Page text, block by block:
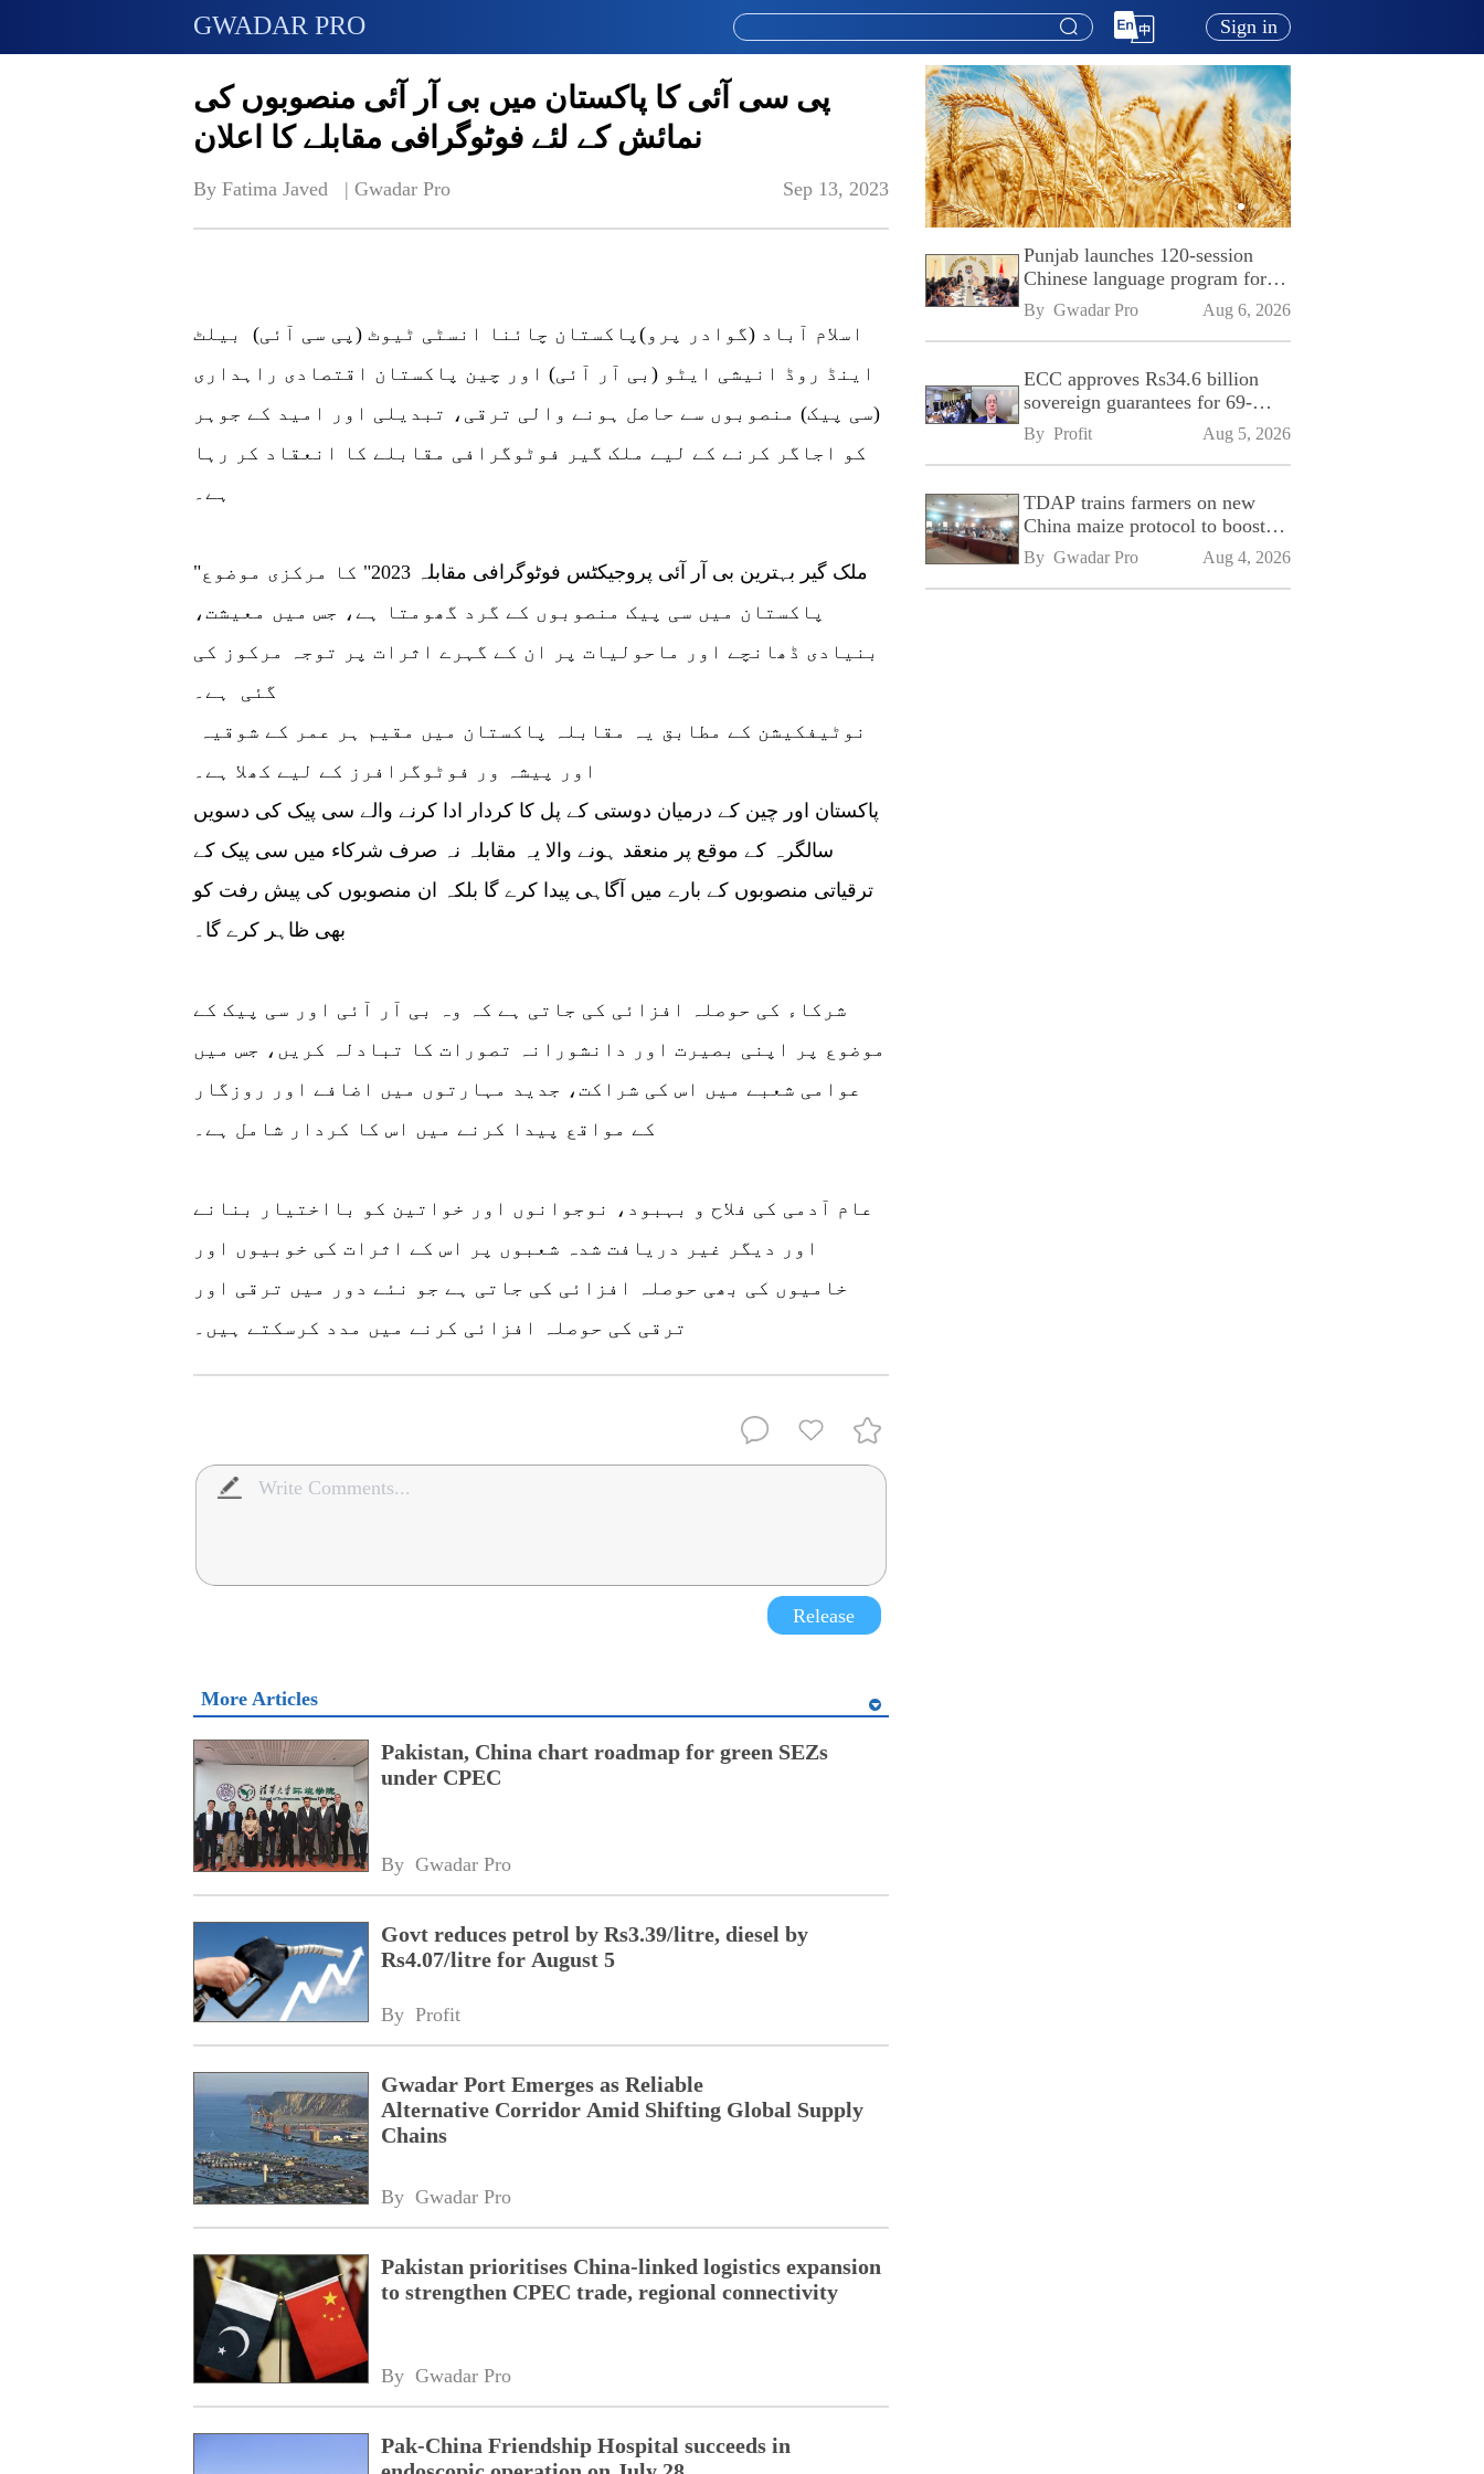
GWADAR PRO Sign in
پی سی آئی کا پاکستان میں بی آر آئی منصوبوں کی
نمائش کے لئے فوٹوگرافی مقابلے کا اعلان
By Fatima Javed   | Gwadar Pro Sep 13, 2023
اسلام آباد (گوادر پرو)پاکستان چائنا انسٹی ٹیوٹ (پی سی آئی) بیلٹ
اینڈ روڈ انیشی ایٹو (بی آر آئی) اور چین پاکستان اقتصادی راہداری
(سی پیک) منصوبوں سے حاصل ہونے والی ترقی، تبدیلی اور امید کے جوہر
کو اجاگر کرنے کے لیے ملک گیر فوٹوگرافی مقابلے کا انعقاد کر رہا
ہے۔
"ملک گیر بہترین بی آر آئی پروجیکٹس فوٹوگرافی مقابلہ 2023" کا مرکزی موضوع
پاکستان میں سی پیک منصوبوں کے گرد گھومتا ہے، جس میں معیشت،
بنیادی ڈھانچے اور ماحولیات پر ان کے گہرے اثرات پر توجہ مرکوز کی
گئی ہے۔
اور پیشہ ور فوٹوگرافرز کے لیے کھلا ہے۔
پاکستان اور چین کے درمیان دوستی کے پل کا کردار ادا کرنے والے سی پیک کی دسویں
سالگرہ کے موقع پر منعقد ہونے والا یہ مقابلہ نہ صرف شرکاء میں سی پیک کے
ترقیاتی منصوبوں کے بارے میں آگاہی پیدا کرے گا بلکہ ان منصوبوں کی پیش رفت کو
بھی ظاہر کرے گا۔
شرکاء کی حوصلہ افزائی کی جاتی ہے کہ وہ بی آر آئی اور سی پیک کے
موضوع پر اپنی بصیرت اور دانشورانہ تصورات کا تبادلہ کریں، جس میں
عوامی شعبے میں اس کی شراکت، جدید مہارتوں میں اضافے اور روزگار
کے مواقع پیدا کرنے میں اس کا کردار شامل ہے۔
عام آدمی کی فلاح و بہبود، نوجوانوں اور خواتین کو بااختیار بنانے
اور دیگر غیر دریافت شدہ شعبوں پر اس کے اثرات کی خوبیوں اور
خامیوں کی بھی حوصلہ افزائی کی جاتی ہے جو نئے دور میں ترقی اور
ترقی کی حوصلہ افزائی کرنے میں مدد کرسکتے ہیں۔
Release
More Articles
Pakistan, China chart roadmap for green SEZs
under CPEC
By Gwadar Pro
Govt reduces petrol by Rs3.39/litre, diesel by
Rs4.07/litre for August 5
By Profit
Gwadar Port Emerges as Reliable
Alternative Corridor Amid Shifting Global Supply
Chains
By Gwadar Pro
Pakistan prioritises China-linked logistics expansion
to strengthen CPEC trade, regional connectivity
By Gwadar Pro
Pak-China Friendship Hospital succeeds in
Punjab launches 120-session
Chinese language program for
SPU
By Gwadar Pro Aug 6, 2026
ECC approves Rs34.6 billion
sovereign guarantees for 69-
kilometre Sialkot-Kharian
Motorway
By Profit Aug 5, 2026
TDAP trains farmers on new
China maize protocol to boost
exports
By Gwadar Pro Aug 4, 2026